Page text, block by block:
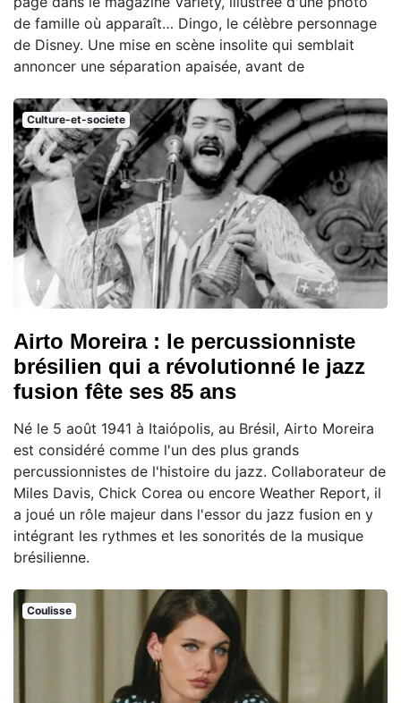
de famille où apparaît… Dingo, le célèbre personnage
de Disney. Une mise en scène insolite qui semblait
annoncer une séparation apaisée, avant de
Culture-et-societe
Airto Moreira : le percussionniste
brésilien qui a révolutionné le jazz
fusion fête ses 85 ans
Né le 5 août 1941 à Itaiópolis, au Brésil, Airto Moreira
est considéré comme l'un des plus grands
percussionnistes de l'histoire du jazz. Collaborateur de
Miles Davis, Chick Corea ou encore Weather Report, il
a joué un rôle majeur dans l'essor du jazz fusion en y
intégrant les rythmes et les sonorités de la musique
brésilienne.
Coulisse